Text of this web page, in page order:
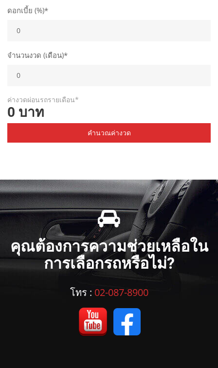
ดอกเบี้ย (%)*
จำนวนงวด (เดือน)*
ค่างวดผ่อนรถรายเดือน*
0 บาท
คำนวณค่างวด
คุณต้องการความช่วยเหลือใน
การเลือกรถหรือไม่?
โทร : 02-087-8900